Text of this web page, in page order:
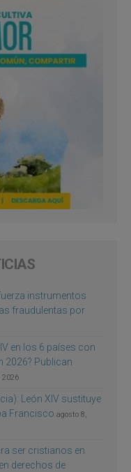
instrumentos
fraudulentas por
en los 6 países con
2026? Publican
2026
León XIV sustituye
Francisco agosto 8,
ser cristianos en
derechos de